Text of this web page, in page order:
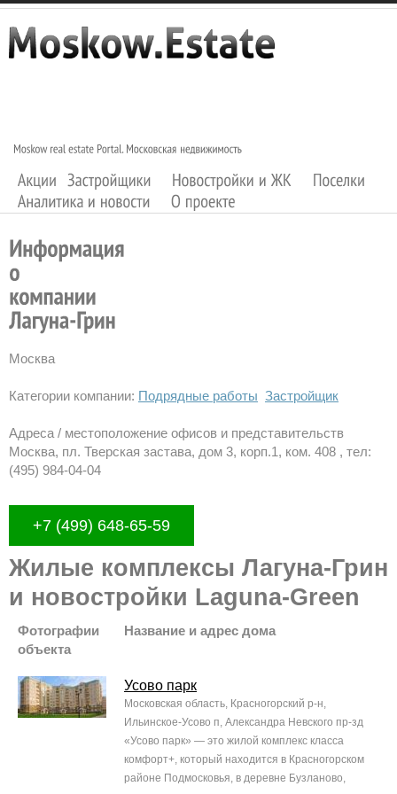
Москва
Категории компании: Подрядные работы Застройщик
Адреса / местоположение офисов и представительств
Москва, пл. Тверская застава, дом 3, корп.1, ком. 408 , тел:
(495) 984-04-04
+7 (499) 648-65-59
Жилые комплексы Лагуна-Грин
и новостройки Laguna-Green
Фотографии
объекта
Название и адрес дома
Усово парк
Московская область, Красногорский р-н,
Ильинское-Усово п, Александра Невского пр-зд
«Усово парк» — это жилой комплекс класса
комфорт+, который находится в Красногорском
районе Подмосковья, в деревне Бузланово,